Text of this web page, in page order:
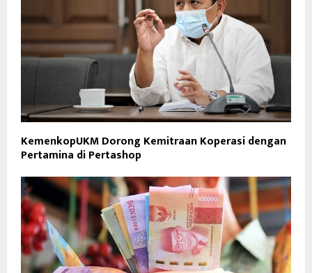
KemenkopUKM Dorong Kemitraan Koperasi dengan
Pertamina di Pertashop